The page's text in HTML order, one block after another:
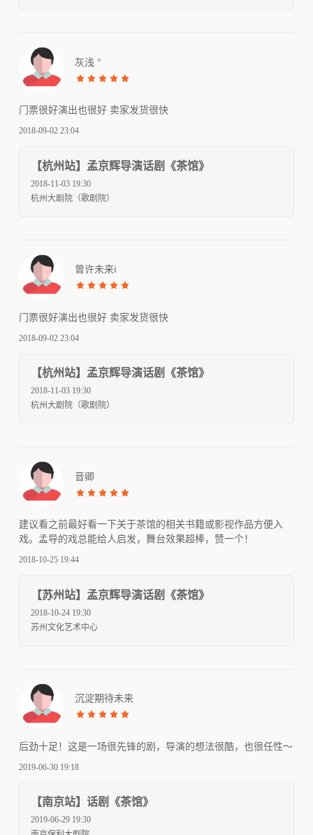
灰浅 °
门票很好演出也很好 卖家发货很快
2018-09-02 23:04
【杭州站】孟京辉导演话剧《茶馆》
2018-11-03 19:30
杭州大剧院（歌剧院）
曾许未来i
门票很好演出也很好 卖家发货很快
2018-09-02 23:04
【杭州站】孟京辉导演话剧《茶馆》
2018-11-03 19:30
杭州大剧院（歌剧院）
音卿
建议看之前最好看一下关于茶馆的相关书籍或影视作品方便入
戏。孟导的戏总能给人启发，舞台效果超棒，赞一个！
2018-10-25 19:44
【苏州站】孟京辉导演话剧《茶馆》
2018-10-24 19:30
苏州文化艺术中心
沉淀期待未来
后劲十足！这是一场很先锋的剧，导演的想法很酷，也很任性～
2019-06-30 19:18
【南京站】话剧《茶馆》
2019-06-29 19:30